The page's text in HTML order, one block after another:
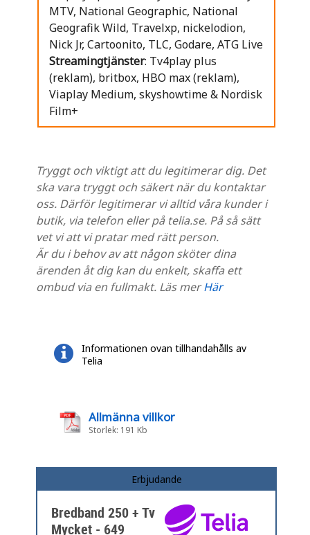
MTV, National Geographic, National
Geografik Wild, Travelxp, nickelodion,
Nick Jr, Cartoonito, TLC, Godare, ATG Live
Streamingtjänster: Tv4play plus
(reklam), britbox, HBO max (reklam),
Viaplay Medium, skyshowtime & Nordisk
Film+
Tryggt och viktigt att du legitimerar dig. Det
ska vara tryggt och säkert när du kontaktar
oss. Därför legitimerar vi alltid våra kunder i
butik, via telefon eller på telia.se. På så sätt
vet vi att vi pratar med rätt person.
Är du i behov av att någon sköter dina
ärenden åt dig kan du enkelt, skaffa ett
ombud via en fullmakt. Läs merHär
Informationen ovan tillhandahålls av
Telia
Allmänna villkor
Storlek: 191 Kb
Erbjudande
Bredband 250 + Tv
Mycket - 649